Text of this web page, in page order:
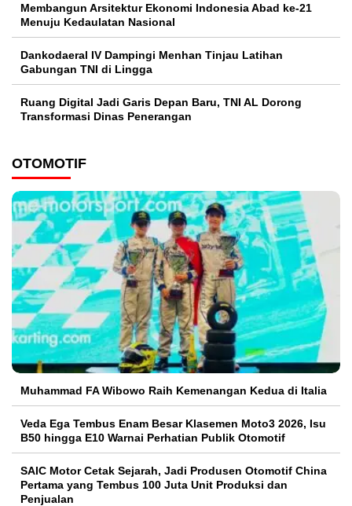
Membangun Arsitektur Ekonomi Indonesia Abad ke-21
Menuju Kedaulatan Nasional
Dankodaeral IV Dampingi Menhan Tinjau Latihan
Gabungan TNI di Lingga
Ruang Digital Jadi Garis Depan Baru, TNI AL Dorong
Transformasi Dinas Penerangan
OTOMOTIF
Muhammad FA Wibowo Raih Kemenangan Kedua di Italia
Veda Ega Tembus Enam Besar Klasemen Moto3 2026, Isu
B50 hingga E10 Warnai Perhatian Publik Otomotif
SAIC Motor Cetak Sejarah, Jadi Produsen Otomotif China
Pertama yang Tembus 100 Juta Unit Produksi dan
Penjualan